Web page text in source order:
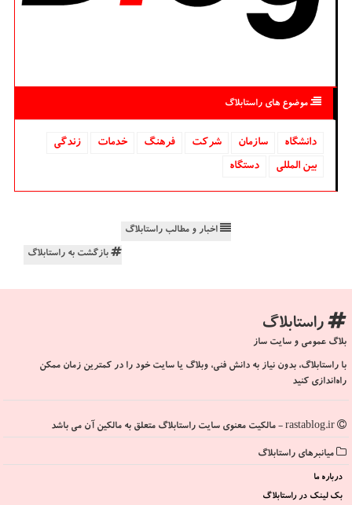
موضوع های راستابلاگ
دانشگاه‌ سازمان شركت فرهنگ خدمات
زندگی
بین المللی
دستگاه
اخبار و مطالب راستابلاگ
بازگشت به راستابلاگ
راستابلاگ
بلاگ عمومی و سایت ساز
با راستابلاگ، بدون نیاز به دانش فنی، وبلاگ یا سایت خود را در کمترین زمان ممکن
راه‌اندازی کنید
میانبرهای راستابلاگ
درباره ما
بک لینک در راستابلاگ